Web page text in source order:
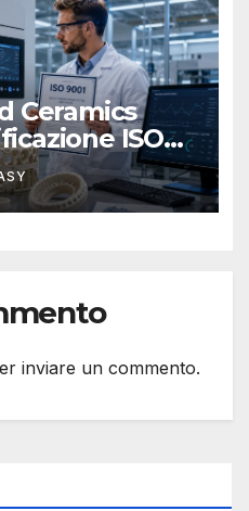
Ceramics
ISO
3D di
inviare un commento.